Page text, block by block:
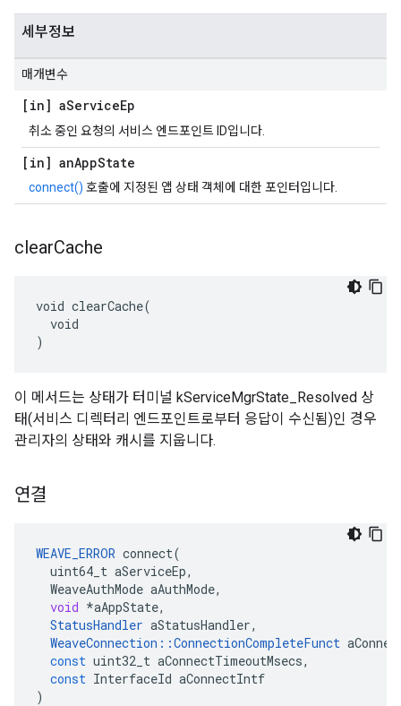
세부정보
매개변수
[in] aServiceEp
취소 중인 요청의 서비스 엔드포인트 ID입니다.
[in] anAppState
connect() 호출에 지정된 앱 상태 객체에 대한 포인터입니다.
clearCache
void clearCache(
  void
)
이 메서드는 상태가 터미널 kServiceMgrState_Resolved 상
태(서비스 디렉터리 엔드포인트로부터 응답이 수신됨)인 경우
관리자의 상태와 캐시를 지웁니다.
연결
WEAVE_ERROR connect(
uint64_t aServiceEp,
WeaveAuthMode aAuthMode,
void *aAppState,
StatusHandler aStatusHandler,
WeaveConnection ::ConnectionCompleteFunct
const uint32_t aConnectTimeoutMsecs,
const InterfaceId aConnectIntf
)